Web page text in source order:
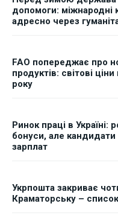
допомоги: міжнародні
адресно через
FAO попереджає про
продуктів: світові
року
Ринок праці в
бонуси, але
зарплат
Укрпошта закриває
Краматорську – список